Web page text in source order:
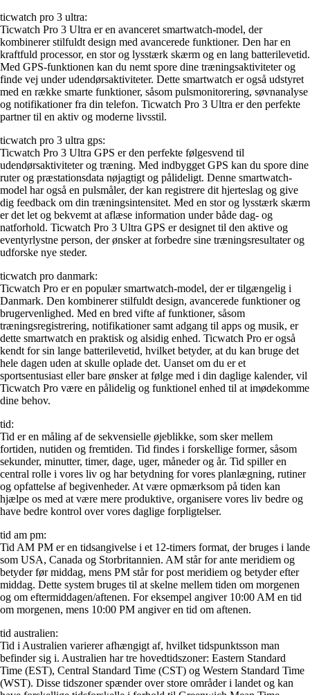
ticwatch pro 3 ultra:
Ticwatch Pro 3 Ultra er en avanceret smartwatch-model, der
kombinerer stilfuldt design med avancerede funktioner. Den har en
kraftfuld processor, en stor og lysstærk skærm og en lang batterilevetid.
Med GPS-funktionen kan du nemt spore dine træningsaktiviteter og
finde vej under udendørsaktiviteter. Dette smartwatch er også udstyret
med en række smarte funktioner, såsom pulsmonitorering, søvnanalyse
og notifikationer fra din telefon. Ticwatch Pro 3 Ultra er den perfekte
partner til en aktiv og moderne livsstil.
ticwatch pro 3 ultra gps:
Ticwatch Pro 3 Ultra GPS er den perfekte følgesvend til
udendørsaktiviteter og træning. Med indbygget GPS kan du spore dine
ruter og præstationsdata nøjagtigt og pålideligt. Denne smartwatch-
model har også en pulsmåler, der kan registrere dit hjerteslag og give
dig feedback om din træningsintensitet. Med en stor og lysstærk skærm
er det let og bekvemt at aflæse information under både dag- og
natforhold. Ticwatch Pro 3 Ultra GPS er designet til den aktive og
eventyrlystne person, der ønsker at forbedre sine træningsresultater og
udforske nye steder.
ticwatch pro danmark:
Ticwatch Pro er en populær smartwatch-model, der er tilgængelig i
Danmark. Den kombinerer stilfuldt design, avancerede funktioner og
brugervenlighed. Med en bred vifte af funktioner, såsom
træningsregistrering, notifikationer samt adgang til apps og musik, er
dette smartwatch en praktisk og alsidig enhed. Ticwatch Pro er også
kendt for sin lange batterilevetid, hvilket betyder, at du kan bruge det
hele dagen uden at skulle oplade det. Uanset om du er et
sportsentusiast eller bare ønsker at følge med i din daglige kalender, vil
Ticwatch Pro være en pålidelig og funktionel enhed til at imødekomme
dine behov.
tid:
Tid er en måling af de sekvensielle øjeblikke, som sker mellem
fortiden, nutiden og fremtiden. Tid findes i forskellige former, såsom
sekunder, minutter, timer, dage, uger, måneder og år. Tid spiller en
central rolle i vores liv og har betydning for vores planlægning, rutiner
og opfattelse af begivenheder. At være opmærksom på tiden kan
hjælpe os med at være mere produktive, organisere vores liv bedre og
have bedre kontrol over vores daglige forpligtelser.
tid am pm:
Tid AM PM er en tidsangivelse i et 12-timers format, der bruges i lande
som USA, Canada og Storbritannien. AM står for ante meridiem og
betyder før middag, mens PM står for post meridiem og betyder efter
middag. Dette system bruges til at skelne mellem tiden om morgenen
og om eftermiddagen/aftenen. For eksempel angiver 10:00 AM en tid
om morgenen, mens 10:00 PM angiver en tid om aftenen.
tid australien:
Tid i Australien varierer afhængigt af, hvilket tidspunktsson man
befinder sig i. Australien har tre hovedtidszoner: Eastern Standard
Time (EST), Central Standard Time (CST) og Western Standard Time
(WST). Disse tidszoner spænder over store områder i landet og kan